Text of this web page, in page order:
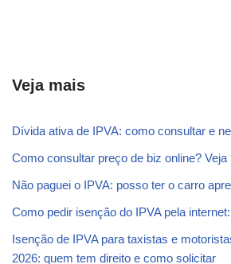
Veja mais
Dívida ativa de IPVA: como consultar e
Como consultar preço de biz online?
Não paguei o IPVA: posso ter o carro
Como pedir isenção do IPVA pela
Isenção de IPVA para taxistas e
2026: quem tem direito e como solicitar